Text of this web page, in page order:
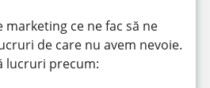
ce ne fac să ne
de care nu avem nevoie.
lucruri precum: